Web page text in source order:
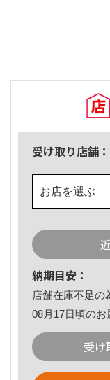
受け取り店舗：
お店を選ぶ
納期目安：
店舗在庫不足の
08月17日頃のお
受け